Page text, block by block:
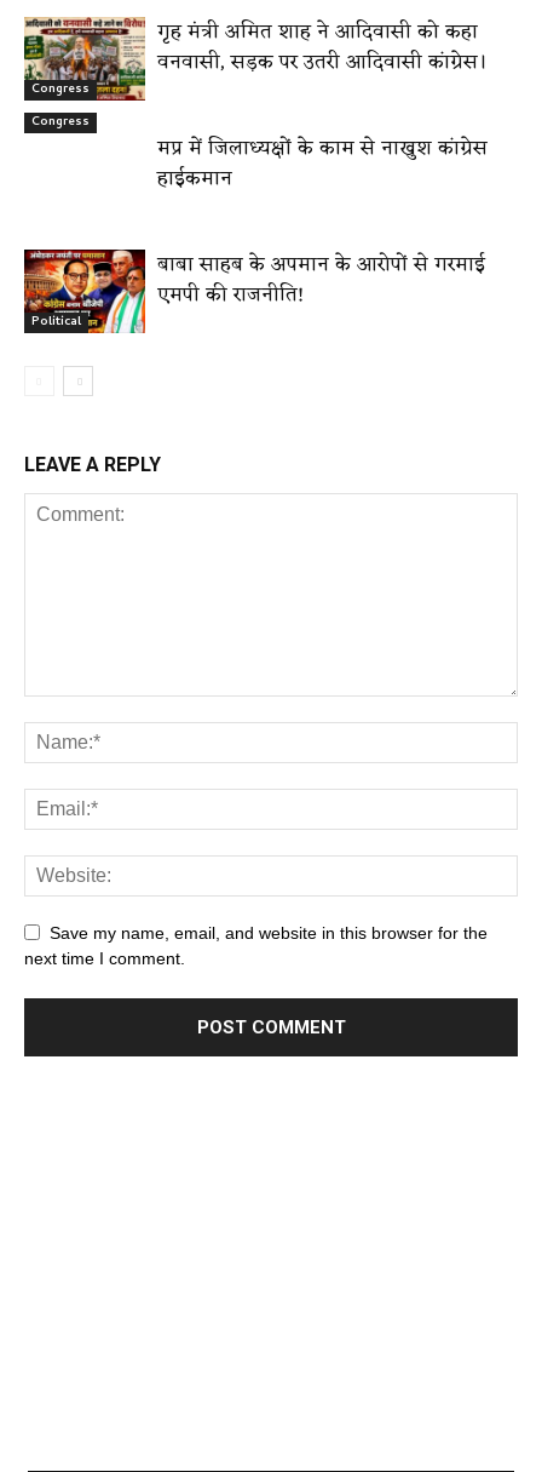
Congress
गृह मंत्री अमित शाह ने आदिवासी को कहा
वनवासी, सड़क पर उतरी आदिवासी कांग्रेस।
Congress
मप्र में जिलाध्यक्षों के काम से नाखुश कांग्रेस
हाईकमान
Political
बाबा साहब के अपमान के आरोपों से गरमाई
एमपी की राजनीति!
LEAVE A REPLY
Save my name, email, and website in this browser for the
next time I comment.